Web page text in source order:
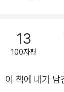
통의 나날들이
주었기에 돌이켜
배 낫다고 자신
에 의미부여를 하
13
100자평
이 책에 내가 남